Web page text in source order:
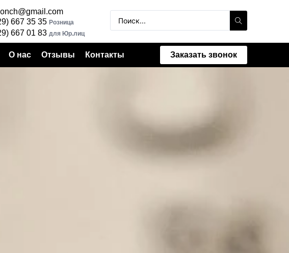
667 35 35 Розница
667 01 83 для Юр.лиц
О нас Отзывы Контакты Заказать звонок